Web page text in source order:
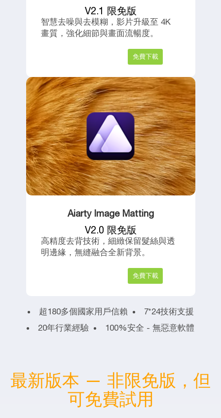
V2.1 限免版
智慧去噪與去模糊，影片升級至 4K
畫質，強化細節與畫面流暢度。
Aiarty Image Matting
V2.0 限免版
高精度去背技術，細緻保留髮絲與透
明邊緣，無縫融合全新背景。
超180多個國家用戶信賴
7*24技術支援
20年行業經驗
100%安全 - 無惡意軟體
最新版本 — 非限免版，但
可免費試用